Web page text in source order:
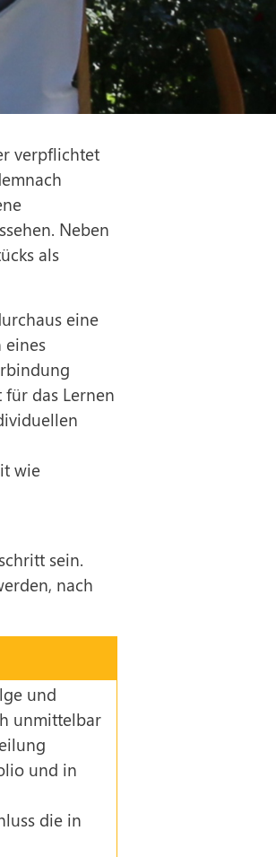
verpflichtet
Neben
als
eine
eines
das Lernen
wie
sein.
nach
und
unmittelbar
und in
die in